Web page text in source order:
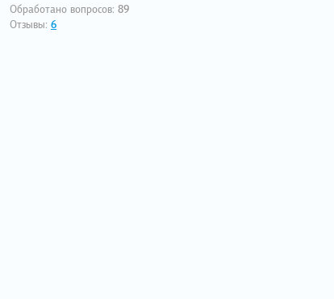
Обработано вопросов: 89
Отзывы: 6